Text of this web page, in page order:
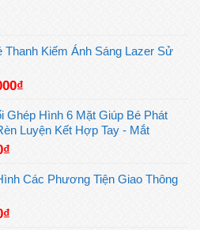
Kiếm Ánh Sáng Lazer Sử
₫
tại
là:
Ghép Hình 6 Mặt Giúp Bé Phát
Luyện Kết Hợp Tay - Mắt
₫
tạiCác Phương Tiện Giao Thông
₫